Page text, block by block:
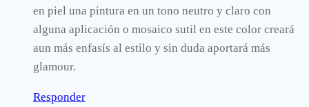
en piel una pintura en un tono neutro y claro con
alguna aplicación o mosaico sutil en este color creará
aun más enfasís al estilo y sin duda aportará más
glamour.
Responder